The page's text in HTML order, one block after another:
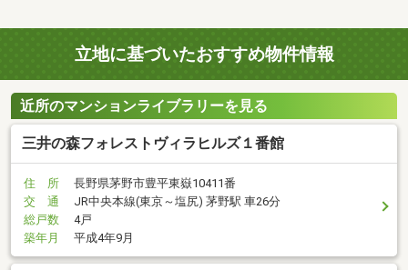
立地に基づいたおすすめ物件情報
近所のマンションライブラリーを見る
三井の森フォレストヴィラヒルズ１番館
住 所
長野県茅野市豊平東嶽10411番
交 通
JR中央本線(東京～塩尻) 茅野駅 車26分
総戸数
4戸
築年月
平成4年9月